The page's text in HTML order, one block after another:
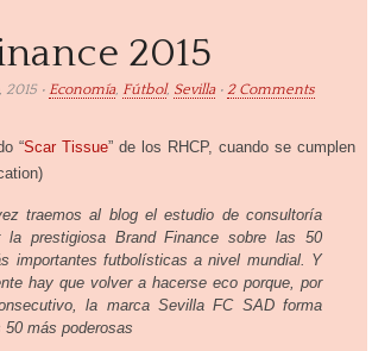
2015
2015 • Economía, Fútbol, Sevilla• 2 Comments
“Scar Tissue” de los RHCP, cuando se cumplen
traemos al blog el estudio de consultoría
la prestigiosa Brand Finance sobre las 50
importantes futbolísticas a nivel mundial. Y
hay que volver a hacerse eco porque, por
la marca Sevilla FC SAD forma
50 más poderosas